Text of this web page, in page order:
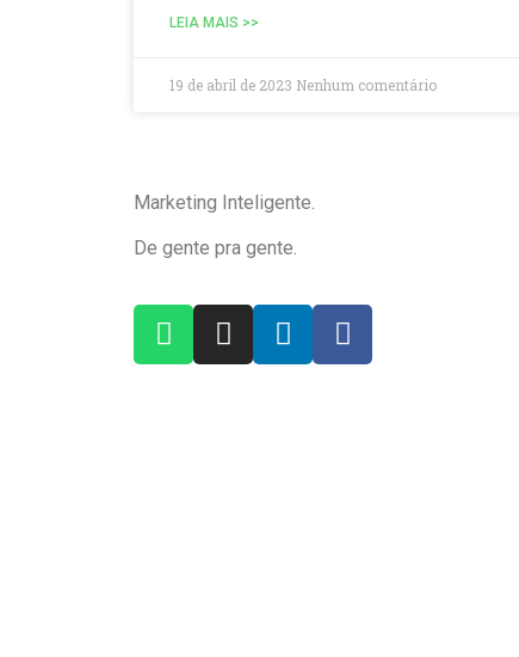
LEIA MAIS >>
19 de abril de 2023 Nenhum comentário
Marketing Inteligente.
De gente pra gente.